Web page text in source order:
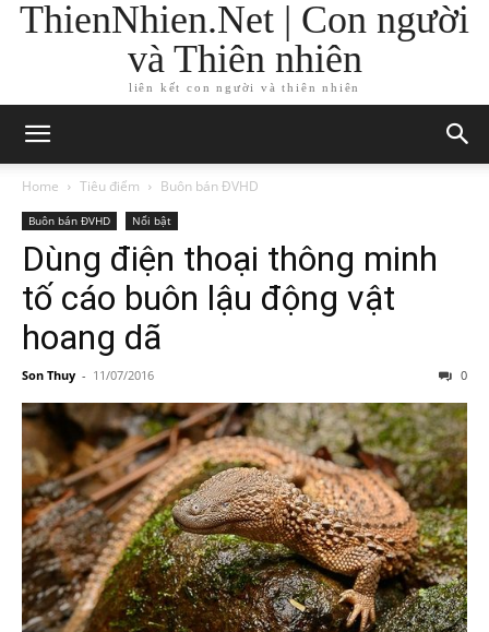
ThienNhien.Net | Con người
và Thiên nhiên
liên kết con người và thiên nhiên
Home Tiêu điểm Buôn bán ĐVHD
Buôn bán ĐVHD Nổi bật
Dùng điện thoại thông minh
tố cáo buôn lậu động vật
hoang dã
Son Thuy - 11/07/2016 0